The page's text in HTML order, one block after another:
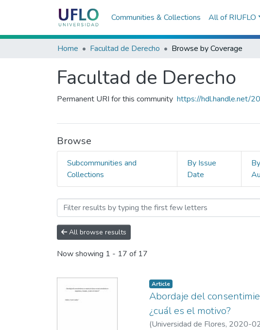
Communities & Collections All of RIUFLO
Home Facultad de Derecho Browse by Coverage
Facultad de Derecho
Permanent URI for this community https://hdl.handle.net/
Browse
Subcommunities and
Collections
By Issue
Date
By
Browsing Facultad de Derecho
All browse results
Now showing 1 - 17 of 17
Article
Abordaje del
¿cuál es el motivo?
(Universidad de Flores, 2020-